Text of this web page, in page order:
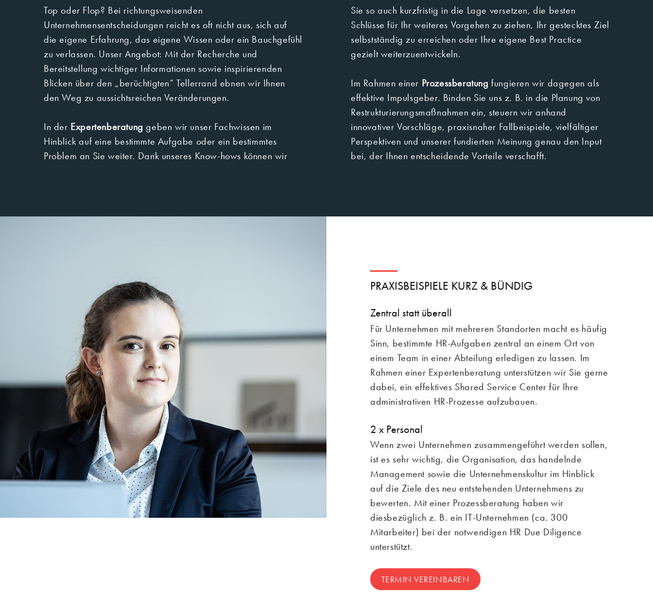
Top oder Flop? Bei richtungsweisenden
Unternehmensentscheidungen reicht es oft nicht aus, sich auf
die eigene Erfahrung, das eigene Wissen oder ein Bauchgefühl
zu verlassen. Unser Angebot: Mit der Recherche und
Bereitstellung wichtiger Informationen sowie inspirierenden
Blicken über den „berüchtigten“ Tellerrand ebnen wir Ihnen
den Weg zu aussichtsreichen Veränderungen.
In der Expertenberatung geben wir unser Fachwissen im
Hinblick auf eine bestimmte Aufgabe oder ein bestimmtes
Problem an Sie weiter. Dank unseres Know-hows können wir
Sie so auch kurzfristig in die Lage versetzen, die besten
Schlüsse für Ihr weiteres Vorgehen zu ziehen, Ihr gestecktes Ziel
selbstständig zu erreichen oder Ihre eigene Best Practice
gezielt weiterzuentwickeln.
Im Rahmen einer Prozessberatung fungieren wir dagegen als
effektive Impulsgeber. Binden Sie uns z. B. in die Planung von
Restrukturierungsmaßnahmen ein, steuern wir anhand
innovativer Vorschläge, praxisnaher Fallbeispiele, vielfältiger
Perspektiven und unserer fundierten Meinung genau den Input
bei, der Ihnen entscheidende Vorteile verschafft.
PRAXISBEISPIELE KURZ & BÜNDIG
Zentral statt überall
Für Unternehmen mit mehreren Standorten macht es häufig
Sinn, bestimmte HR-Aufgaben zentral an einem Ort von
einem Team in einer Abteilung erledigen zu lassen. Im
Rahmen einer Expertenberatung unterstützen wir Sie gerne
dabei, ein effektives Shared Service Center für Ihre
administrativen HR-Prozesse aufzubauen.
2 x Personal
Wenn zwei Unternehmen zusammengeführt werden sollen,
ist es sehr wichtig, die Organisation, das handelnde
Management sowie die Unternehmenskultur im Hinblick
auf die Ziele des neu entstehenden Unternehmens zu
bewerten. Mit einer Prozessberatung haben wir
diesbezüglich z. B. ein IT-Unternehmen (ca. 300
Mitarbeiter) bei der notwendigen HR Due Diligence
unterstützt.
TERMIN VEREINBAREN